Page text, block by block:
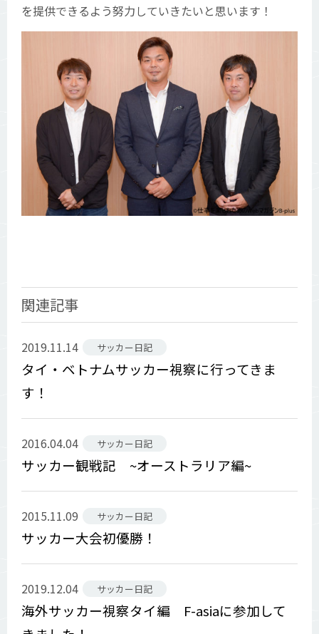
を提供できるよう努力していきたいと思います！
関連記事
2019.11.14 サッカー日記
タイ・ベトナムサッカー視察に行ってきま
す！
2016.04.04 サッカー日記
サッカー観戦記 ~オーストラリア編~
2015.11.09 サッカー日記
サッカー大会初優勝！
2019.12.04 サッカー日記
海外サッカー視察タイ編 F-asiaに参加して